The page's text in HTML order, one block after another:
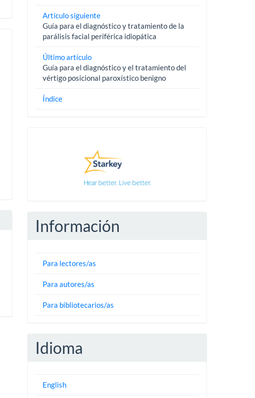
Artículo siguiente
Guía para el diagnóstico y tratamiento de la
parálisis facial periférica idiopática
Último artículo
Guía para el diagnóstico y el tratamiento del
vértigo posicional paroxístico benigno
Índice
Información
Para lectores/as
Para autores/as
Para bibliotecarios/as
Idioma
English